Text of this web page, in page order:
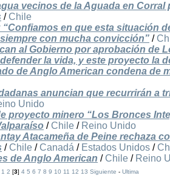
vecinos de la Aguada en
/ Chile
en que esta situación
con mucha convicción” /
al Gobierno por aprobación de
la vida, y este proyecto la
de Anglo American condena de
anuncian que recurrirán a
Unido
proyecto minero “Los Bronces
/ Chile / Reino Unido
Atacameña de Peine rechaza
/ Chile / Canadá / Estados Unidos /
de Anglo American / Chile / Reino
1 2 [3]4 5 6 7 8 9 10 11 12 13 Siguiente -Ultima